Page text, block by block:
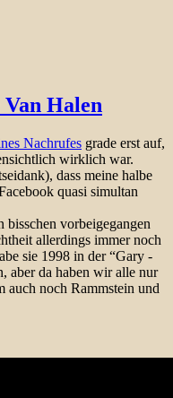
Halen
Nachrufes grade erst auf,
wirklich war.
dass meine halbe
quasi simultan
vorbeigegangen
allerdings immer noch
sie 1998 in der “Gary -
aber da haben wir alle nur
auch noch Rammstein und